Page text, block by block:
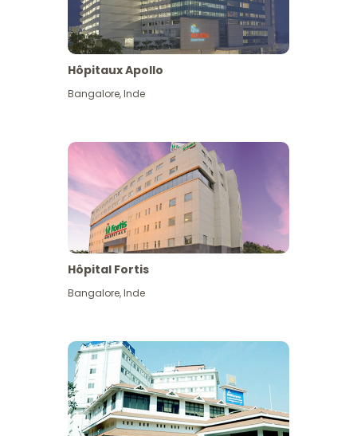
Hôpitaux Apollo
Bangalore,Inde
Hôpital Fortis
Bangalore,Inde